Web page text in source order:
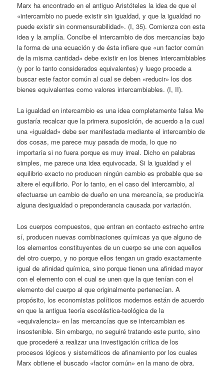
Marx ha encontrado en el antiguo Aristóteles la idea de que el
«intercambio no puede existir sin igualdad, y que la igualdad no
puede existir sin conmensurabilidad». (I, 35). Comienza con esta
idea y la amplía. Concibe el intercambio de dos mercancías bajo
la forma de una ecuación y de ésta infiere que «un factor común
de la misma cantidad» debe existir en los bienes intercambiables
(y por lo tanto considerados equivalentes) y luego procede a
buscar este factor común al cual se deben «reducir» los dos
bienes equivalentes como valores intercambiables. (I, II).
La igualdad en intercambio es una idea completamente falsa Me
gustaría recalcar que la primera suposición, de acuerdo a la cual
una «igualdad» debe ser manifestada mediante el intercambio de
dos cosas, me parece muy pasada de moda, lo que no
importaría si no fuera porque es muy irreal. Dicho en palabras
simples, me parece una idea equivocada. Si la igualdad y el
equilibrio exacto no producen ningún cambio es probable que se
altere el equilibrio. Por lo tanto, en el caso del intercambio, al
efectuarse un cambio de dueño en una mercancía, se produciría
alguna desigualdad o preponderancia causada por variación.
Los cuerpos compuestos, que entran en contacto estrecho entre
sí, producen nuevas combinaciones químicas ya que alguno de
los elementos constituyentes de un cuerpo se une con aquellos
del otro cuerpo, y no porque ellos tengan un grado exactamente
igual de afinidad química, sino porque tienen una afinidad mayor
con el elemento con el cual se unen que la que tenían con el
elemento del cuerpo al que originalmente pertenecían. A
propósito, los economistas políticos modernos están de acuerdo
en que la antigua teoría escolástica-teológica de la
«equivalencia» en las mercancías que se intercambian es
insostenible. Sin embargo, no seguiré tratando este punto, sino
que procederé a realizar una investigación crítica de los
procesos lógicos y sistemáticos de afinamiento por los cuales
Marx obtiene el buscado «factor común» en la mano de obra.